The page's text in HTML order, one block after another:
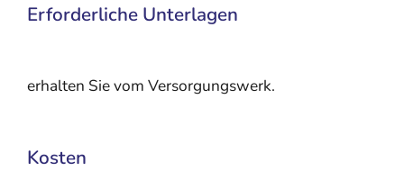
Erforderliche Unterlagen
erhalten Sie vom Versorgungswerk.
Kosten